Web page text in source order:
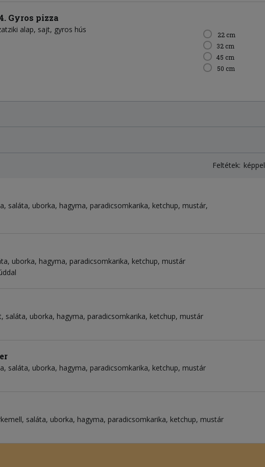
Gyros pizza
alap sajt gyros hús
22 cm
32 cm
45 cm
50 cm
Feltétek: képpel
saláta uborka hagyma paradicsomkarika ketchup mustár
uborka hagyma paradicsomkarika ketchup mustár
saláta uborka hagyma paradicsomkarika ketchup mustár
saláta uborka hagyma paradicsomkarika ketchup mustár
saláta uborka hagyma paradicsomkarika ketchup mustár